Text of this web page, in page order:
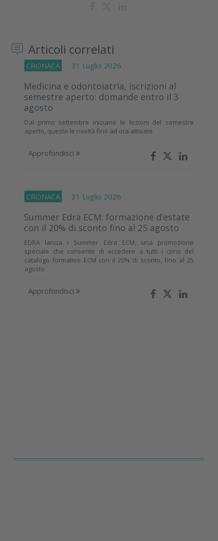
Articoli correlati
CRONACA 31 Luglio 2026
Medicina e odontoiatria, iscrizioni al
semestre aperto: domande entro il 3
agosto
Dal primo settembre iniziano le lezioni del semestre
aperto, queste le novità fino ad ora attivate
Approfondisci
CRONACA 31 Luglio 2026
Summer Edra ECM: formazione d’estate
con il 20% di sconto fino al 25 agosto
EDRA lancia i Summer Edra ECM, una promozione
speciale che consente di accedere a tutti i corsi del
catalogo formativo ECM con il 20% di sconto, fino al 25
agosto
Approfondisci